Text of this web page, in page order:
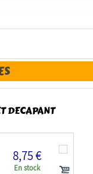
DECAPANT
8,75 €
En stock